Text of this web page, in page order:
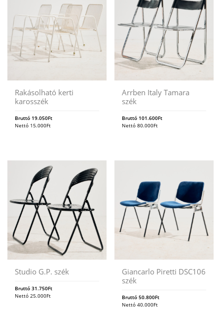
Rakásolható kerti
karosszék
Bruttó 19.050Ft
Nettó 15.000Ft
Arrben Italy Tamara
szék
Bruttó 101.600Ft
Nettó80.000Ft
Studio G.P. szék
Bruttó 31.750Ft
Nettó 25.000Ft
Giancarlo Piretti DSC106
szék
Bruttó50.800Ft
Nettó40.000Ft